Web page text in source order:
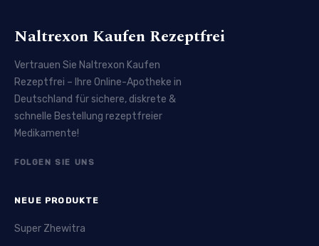
Naltrexon Kaufen Rezeptfrei
Vertrauen Sie Naltrexon Kaufen
Rezeptfrei – Ihre Online-Apotheke in
Deutschland für sichere, diskrete &
schnelle Bestellung rezeptfreier
Medikamente!
FOLGEN SIE UNS
NEUE PRODUKTE
Super Zhewitra